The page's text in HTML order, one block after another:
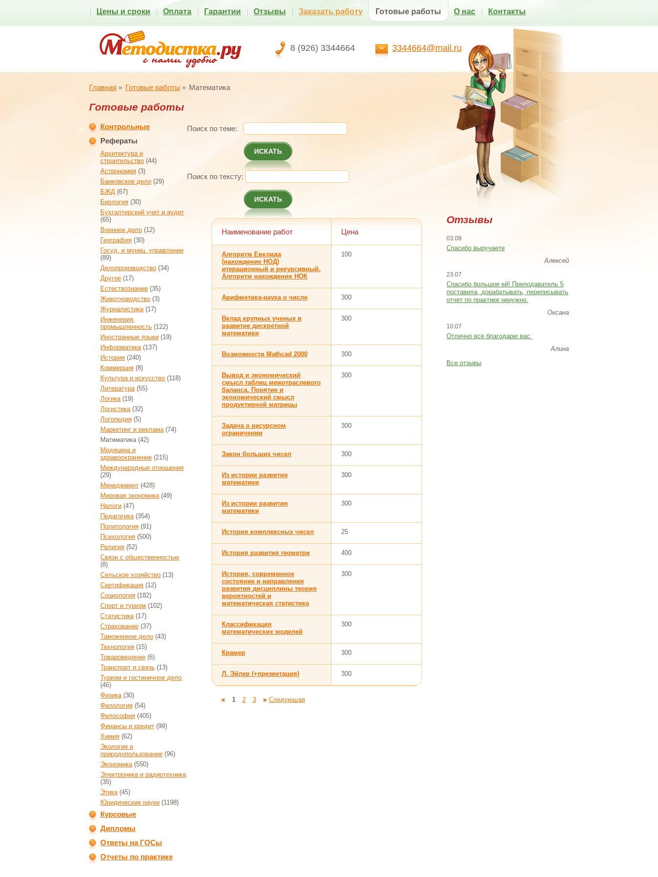
8 (926) 3344664 3344664@mail.ru
Цены и сроки Оплата Гарантии Отзывы Заказать работу Готовые работы О нас Контакты
Главная Готовые работы Математика
Готовые работы
Контрольные
Рефераты
Архитектура и
строительство (44)
Астрономия (3)
Банковское дело (29)
БЖД (67)
Биология (30)
Бухгалтерский учет и аудит
(65)
Военное дело (12)
География (30)
Госуд. и муниц. управление
(89)
Делопроизводство (34)
Другое (17)
Естествознание (35)
Животноводство (3)
Журналистика(17)
Инженерия,
промышленность (122)
Иностранные языки (19)
Информатика(137)
История (240)
Коммерция (8)
Культура и искусство (118)
Литература(55)
Логика(19)
Логистика(32)
Логопедия (5)
Маркетинг и реклама(74)
Математика(42)
Медицина и
здравоохранение (215)
Международные отношения
(29)
Менеджмент (428)
Мировая экономика(49)
Налоги (47)
Педагогика(354)
Политология (91)
Психология (500)
Религия (52)
Связи с общественностью
(8)
Сельское хозяйство (13)
Сертификация (12)
Социология (182)
Спорт и туризм (102)
Статистика(17)
Страхование (37)
Таможенное дело (43)
Технология (15)
Товароведение (6)
Транспорт и связь (13)
Туризм и гостиничное дело
(46)
Физика(30)
Филология (54)
Философия (405)
Финансы и кредит (99)
Химия (62)
Экология и
природопользование (96)
Экономика(550)
Электроника и радиотехника
(35)
Этика(45)
Юридические науки (1198)
Курсовые
Дипломы
Ответы на ГОСы
Отчеты по практике
Поиск по теме:
ИСКАТЬ
Поиск по тексту:
ИСКАТЬ
Наименование работ Цена
Алгоритм Евклида
(нахождение НОД)
итерационный и рекурсивный.
Алгоритм нахождения НОК
100
Арифметика-наука о числе 300
Вклад крупных ученых в
развитие дискретной
математики
300
Возможности Mathcad 2000 300
Вывод и экономический
смысл таблиц межотраслевого
баланса. Понятие и
экономический смысл
продуктивной матрицы
300
Задача о ресурсном
ограничении
300
Закон больших чисел 300
Из истории развития
математики
300
Из истории развития
математики
300
История комплексных чисел 25
История развития геометри 400
История, современное
состояние и направления
развития дисциплины теория
вероятностей и
математическая статистика
300
Классификация
математических моделей
300
Крамер 300
Л. Эйлер (+презентация) 300
1 2 3 Следующая
Отзывы
03.08
Спасибо выручаете
Алексей
23.07
Cпасибо большое ей! Преподаватель 5
поставила, дорабатывать, переписывать
отчет по практике ненужно.
Оксана
10.07
Отлично все благодарю вас
Алина
Все отзывы